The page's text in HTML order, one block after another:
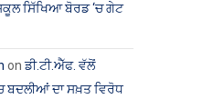
ਸਿੱਖਿਆ ਬੋਰਡ ‘ਚ ਗੇਟ
onਡੀ.ਟੀ.ਐੱਫ. ਵੱਲੋਂ
ਬਦਲੀਆਂ ਦਾ ਸਖ਼ਤ ਵਿਰੋਧ